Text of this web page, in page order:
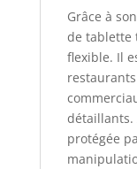
Grâce à
de tablette
flexible. Il
détaillants.
protégée